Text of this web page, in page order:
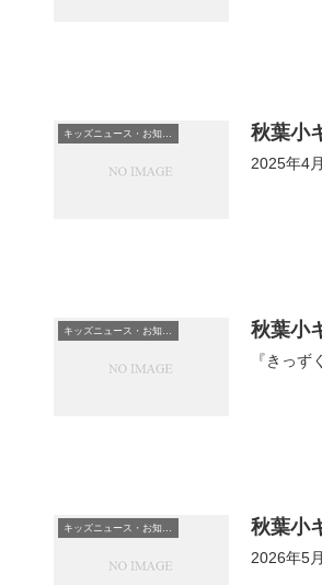
キッズニュース・お知らせ 秋葉小
2025年4
キッズニュース・お知らせ 秋葉小
『きっ
キッズニュース・お知らせ 秋葉小
2026年5